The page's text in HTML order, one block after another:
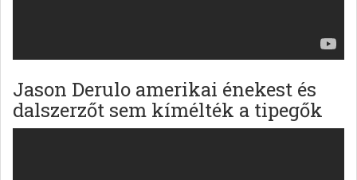
Jason Derulo amerikai énekest és
dalszerzőt sem kímélték a tipegők